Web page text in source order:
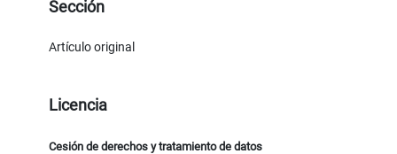
Sección
Artículo original
Licencia
Cesión de derechos y tratamiento de datos